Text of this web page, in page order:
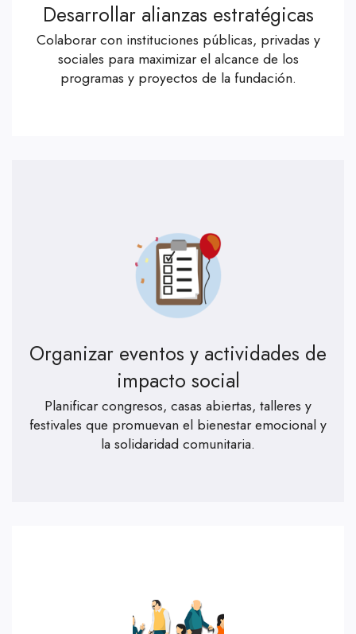
Desarrollar alianzas estratégicas
Colaborar con instituciones públicas, privadas y
sociales para maximizar el alcance de los
programas y proyectos de la fundación.
Organizar eventos y actividades de
impacto social
Planificar congresos, casas abiertas, talleres y
festivales que promuevan el bienestar emocional y
la solidaridad comunitaria.